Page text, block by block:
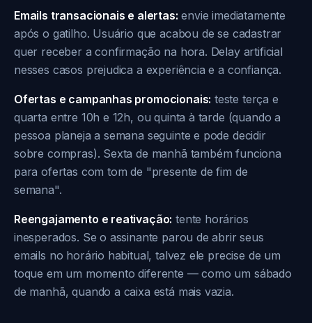
Emails transacionais e alertas: envie imediatamente
após o gatilho. Usuário que acabou de se cadastrar
quer receber a confirmação na hora. Delay artificial
nesses casos prejudica a experiência e a confiança.
Ofertas e campanhas promocionais: teste terça e
quarta entre 10h e 12h, ou quinta à tarde (quando a
pessoa planeja a semana seguinte e pode decidir
sobre compras). Sexta de manhã também funciona
para ofertas com tom de "presente de fim de
semana".
Reengajamento e reativação: tente horários
inesperados. Se o assinante parou de abrir seus
emails no horário habitual, talvez ele precise de um
toque em um momento diferente — como um sábado
de manhã, quando a caixa está mais vazia.